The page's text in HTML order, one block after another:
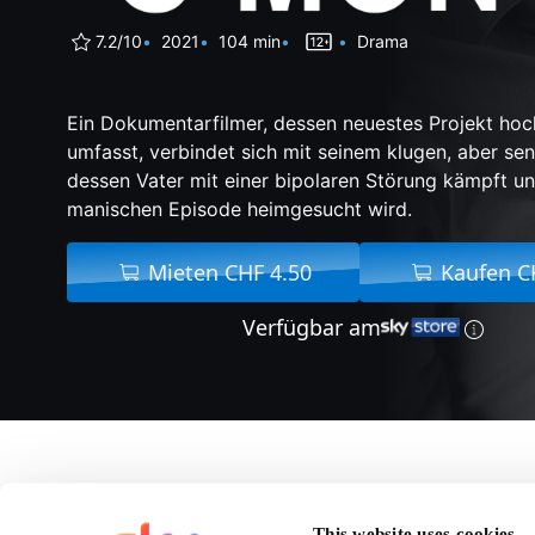
7.2/10 2021 104 min Drama
Ein Dokumentarfilmer, dessen neuestes Projekt
umfasst, verbindet sich mit seinem klugen, aber
dessen Vater mit einer bipolaren Störung kämpft
manischen Episode heimgesucht wird.
Mieten CHF 4.50
Kaufen
Verfügbar am